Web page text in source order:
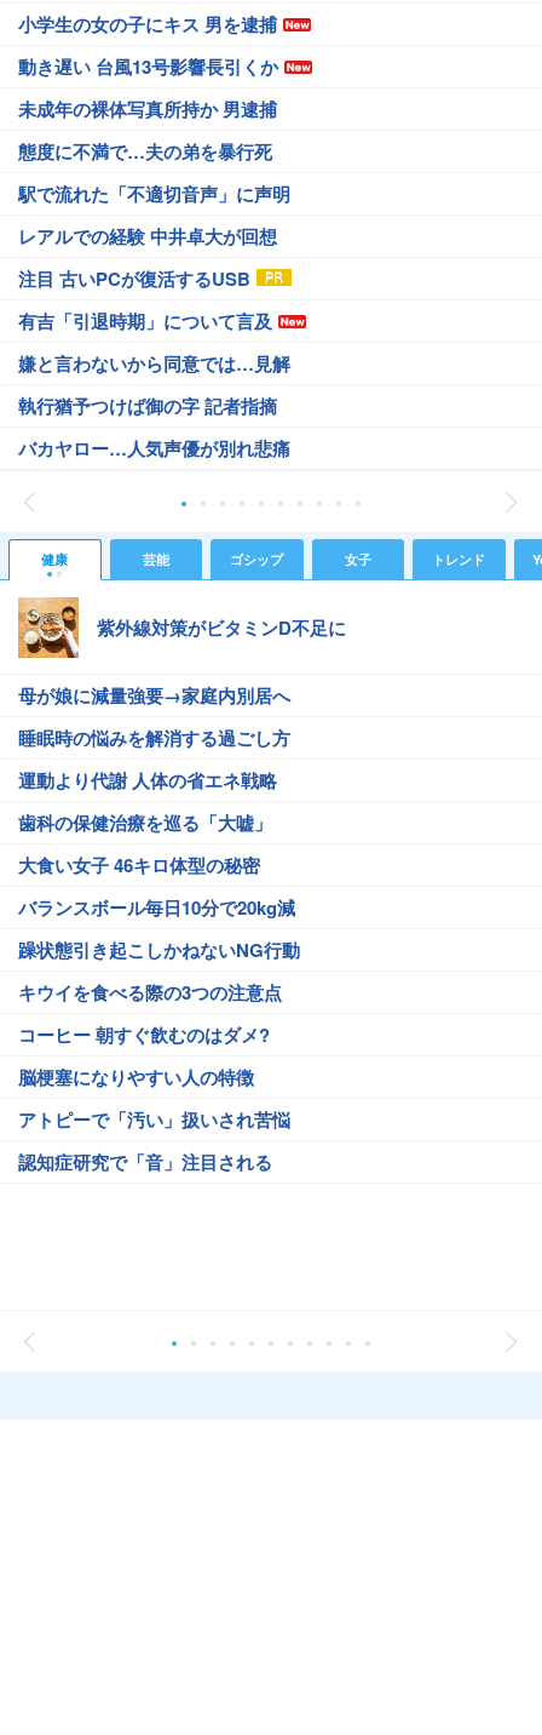
小学生の女の子にキス 男を逮捕
動き遅い 台風13号影響長引くか
未成年の裸体写真所持か 男逮捕
態度に不満で…夫の弟を暴行死
駅で流れた「不適切音声」に声明
レアルでの経験 中井卓大が回想
注目 古いPCが復活するUSB
有吉「引退時期」について言及
嫌と言わないから同意では…見解
執行猶予つけば御の字 記者指摘
バカヤロー…人気声優が別れ悲痛
健康 芸能 ゴシップ 女子 トレンド
紫外線対策がビタミンD不足に
母が娘に減量強要→家庭内別居へ
睡眠時の悩みを解消する過ごし方
運動より代謝 人体の省エネ戦略
歯科の保健治療を巡る「大嘘」
大食い女子 46キロ体型の秘密
バランスボール毎日10分で20kg減
躁状態引き起こしかねないNG行動
キウイを食べる際の3つの注意点
コーヒー 朝すぐ飲むのはダメ?
脳梗塞になりやすい人の特徴
アトピーで「汚い」扱いされ苦悩
認知症研究で「音」注目される